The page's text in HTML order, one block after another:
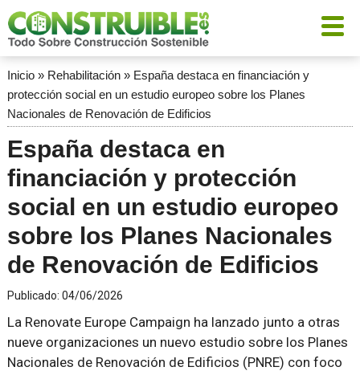
Inicio» Rehabilitación» España destaca en financiación y
protección social en un estudio europeo sobre los Planes
Nacionales de Renovación de Edificios
España destaca en
financiación y protección
social en un estudio europeo
sobre los Planes Nacionales
de Renovación de Edificios
Publicado: 04/06/2026
La Renovate Europe Campaign ha lanzado junto a otras
nueve organizaciones un nuevo estudio sobre los Planes
Nacionales de Renovación de Edificios (PNRE) con foco